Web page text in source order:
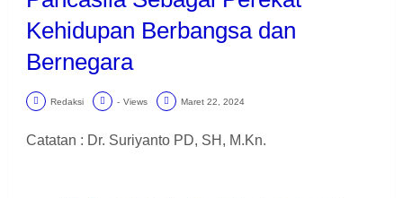
Kehidupan Berbangsa dan
Bernegara
Redaksi - Views Maret 22, 2024
Catatan : Dr. Suriyanto PD, SH, M.Kn.